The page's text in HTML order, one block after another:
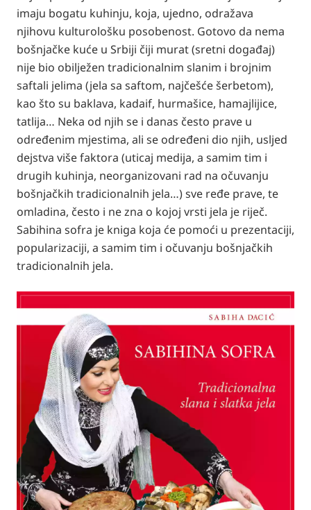
imaju bogatu kuhinju, koja, ujedno, odražava
njihovu kulturološku posobenost. Gotovo da nema
bošnjačke kuće u Srbiji čiji murat (sretni događaj)
nije bio obilježen tradicionalnim slanim i brojnim
saftali jelima (jela sa saftom, najčešće šerbetom),
kao što su baklava, kadaif, hurmašice, hamajlijice,
tatlija… Neka od njih se i danas često prave u
određenim mjestima, ali se određeni dio njih, usljed
dejstva više faktora (uticaj medija, a samim tim i
drugih kuhinja, neorganizovani rad na očuvanju
bošnjačkih tradicionalnih jela…) sve ređe prave, te
omladina, često i ne zna o kojoj vrsti jela je riječ.
Sabihina sofra je kniga koja će pomoći u prezentaciji,
popularizaciji, a samim tim i očuvanju bošnjačkih
tradicionalnih jela.